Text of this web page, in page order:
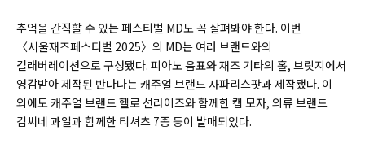
추억을 간직할 수 있는 페스티벌 MD도 꼭 살펴봐야 한다. 이번
〈서울재즈페스티벌 2025〉의 MD는 여러 브랜드와의
컬래버레이션으로 구성됐다. 피아노 음표와 재즈 기타의 홀, 브릿지에서
영감받아 제작된 반다나는 캐주얼 브랜드 사파리스팟과 제작됐다. 이
외에도 캐주얼 브랜드 헬로 선라이즈와 함께한 캡 모자, 의류 브랜드
김씨네 과일과 함께한 티셔츠 7종 등이 발매되었다.